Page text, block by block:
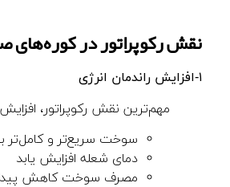
نقش رکوپراتور در کوره‌های
۱-افزایش راندمان انرژی
مهم‌ترین نقش رکوپراتور،
سوخت سریع‌تر و کامل‌تر
دمای شعله افزایش یابد
مصرف سوخت کاهش